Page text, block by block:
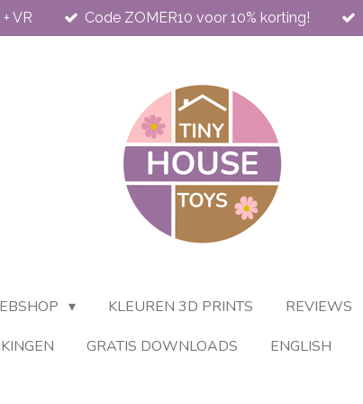
VR Code ZOMER10 voor 10% korting!
KLEUREN 3D PRINTS REVIEWS
GRATIS DOWNLOADS ENGLISH